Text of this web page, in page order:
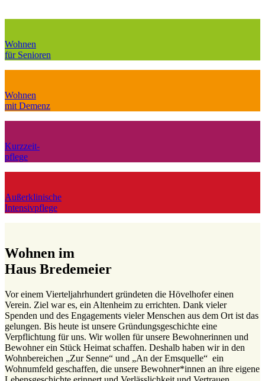
Wohnen
für Senioren
Wohnen
mit Demenz
Kurzzeit-
pflege
Außerklinische
Intensivpflege
Wohnen im
Haus Bredemeier
Vor einem Vierteljahrhundert gründeten die Hövelhofer einen
Verein. Ziel war es, ein Altenheim zu errichten. Dank vieler
Spenden und des Engagements vieler Menschen aus dem Ort ist das
gelungen. Bis heute ist unsere Gründungsgeschichte eine
Verpflichtung für uns. Wir wollen für unsere Bewohnerinnen und
Bewohner ein Stück Heimat schaffen. Deshalb haben wir in den
Wohnbereichen „Zur Senne“ und „An der Emsquelle“ ein
Wohnumfeld geschaffen, die unsere Bewohner*innen an ihre eigene